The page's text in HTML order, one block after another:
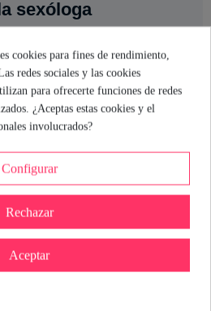
sexóloga
este es tu opción. Su fórmula
apto para todo tipo de pieles.
para masajes largos y placenteros.
si quieres repetir, adelante. La
llevar por el contacto.
Branni
cookies para fines de rendimiento,
redes sociales y las cookies
para ofrecerte funciones de redes
¿Aceptas estas cookies y el
involucrados?
Configurar
Rechazar
Aceptar